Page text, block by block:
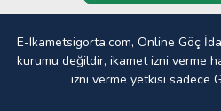
E-Ikametsigorta.com, Online Göç
kurumu değildir, ikamet izni verme
izni verme yetkisi sadece